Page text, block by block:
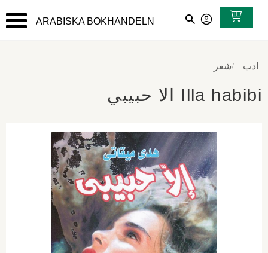
القائمة
ARABISKA BOKHANDELN
ادب شعر
Illa habibi الا حبيبي